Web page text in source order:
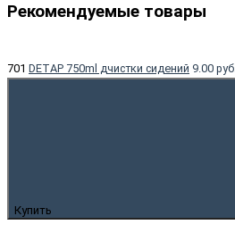
Рекомендуемые товары
701 DETAP 750ml дчистки сидений 9.00 руб.
Купить